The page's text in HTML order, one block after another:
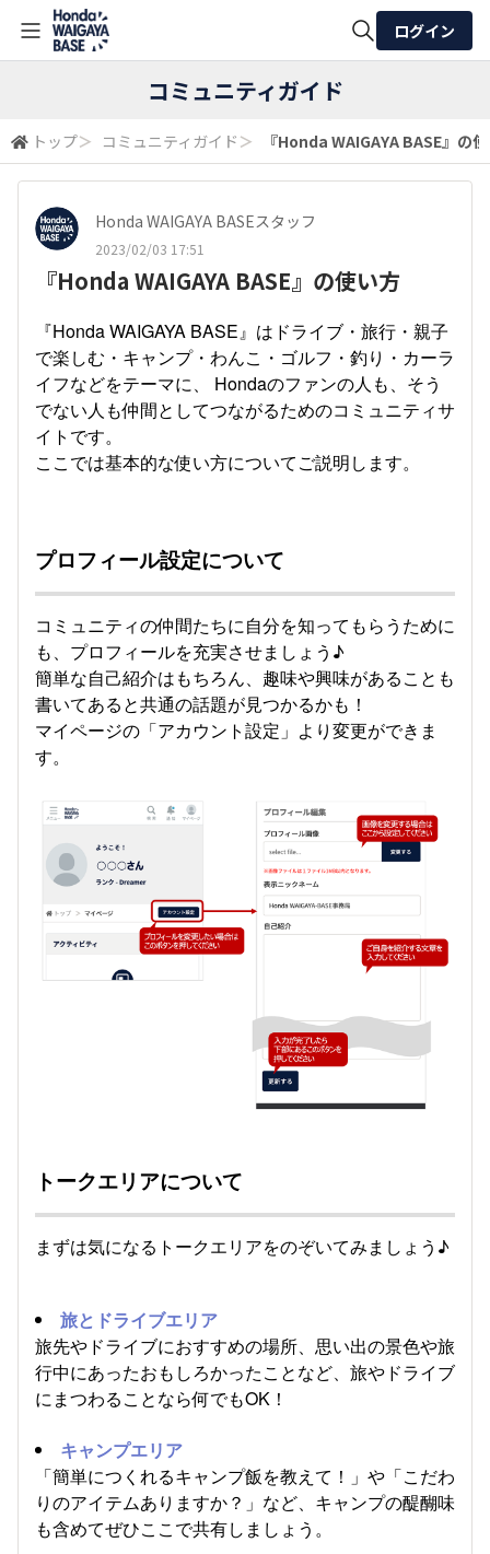
検索
ログイン
コミュニティガイド
トップ＞ コミュニティガイド ＞ 『Honda WAIGAYA BASE』の
Honda WAIGAYA BASEスタッフ
2023/02/03 17:51
『Honda WAIGAYA BASE』の使い方
『Honda WAIGAYA BASE』はドライブ・旅行・親子
で楽しむ・キャンプ・わんこ・ゴルフ・釣り・カーラ
イフなどをテーマに、 Hondaのファンの人も、そう
でない人も仲間としてつながるためのコミュニティサ
イトです。
ここでは基本的な使い方についてご説明します。
プロフィール設定について
コミュニティの仲間たちに自分を知ってもらうために
も、プロフィールを充実させましょう♪
簡単な自己紹介はもちろん、趣味や興味があることも
書いてあると共通の話題が見つかるかも！
マイページの「アカウント設定」より変更ができま
す。
トークエリアについて
まずは気になるトークエリアをのぞいてみましょう♪
旅とドライブエリア
旅先やドライブにおすすめの場所、思い出の景色や旅
行中にあったおもしろかったことなど、旅やドライブ
にまつわることなら何でもOK！
キャンプエリア
「簡単につくれるキャンプ飯を教えて！」や「こだわ
りのアイテムありますか？」など、キャンプの醍醐味
も含めてぜひここで共有しましょう。